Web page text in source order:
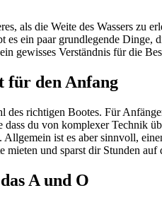
als die Weite des Wassers zu
es ein paar grundlegende
gewisses Verständnis für die
für den Anfang
des richtigen Bootes. Für
dass du von komplexer Technik
Allgemein ist es aber sinnvoll,
mieten und sparst dir Stunden auf
A und O